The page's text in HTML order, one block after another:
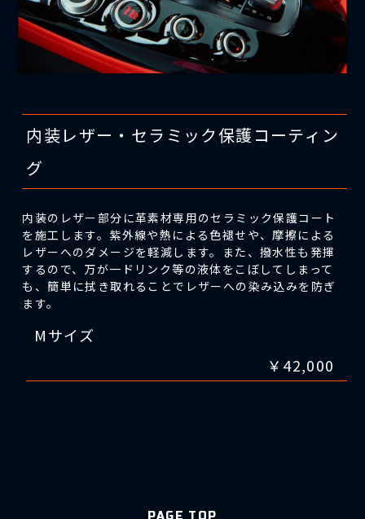
内装レザー・セラミック保護コーティン
グ
内装のレザー部分に革素材専用のセラミック保護コート
を施工します。紫外線や熱による色褪せや、摩擦による
レザーへのダメージを軽減します。また、撥水性も発揮
するので、万が一ドリンク等の液体をこぼしてしまって
も、簡単に拭き取れることでレザーへの染み込みを防ぎ
ます。
Mサイズ
￥42,000
PAGE TOP